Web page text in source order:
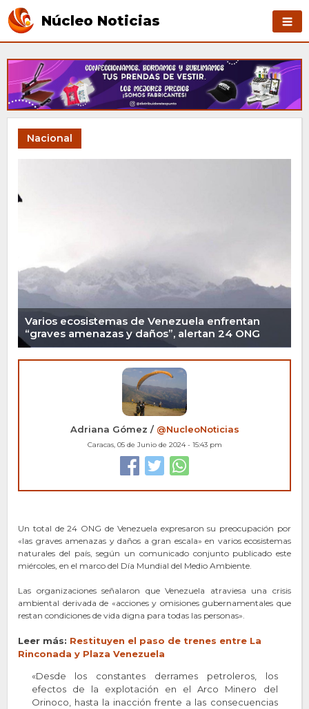
Núcleo Noticias
Nacional
Varios ecosistemas de Venezuela enfrentan
“graves amenazas y daños”, alertan 24 ONG
Adriana Gómez / @NucleoNoticias
Caracas, 05 de Junio de 2024 - 15:43 pm
Un total de 24 ONG de Venezuela expresaron su preocupación por
«las graves amenazas y daños a gran escala» en varios ecosistemas
naturales del país, según un comunicado conjunto publicado este
miércoles, en el marco del Día Mundial del Medio Ambiente.
Las organizaciones señalaron que Venezuela atraviesa una crisis
ambiental derivada de «acciones y omisiones gubernamentales que
restan condiciones de vida digna para todas las personas».
Leer más: Restituyen el paso de trenes entre La
Rinconada y Plaza Venezuela
«Desde los constantes derrames petroleros, los
efectos de la explotación en el Arco Minero del
Orinoco, hasta la inacción frente a las consecuencias